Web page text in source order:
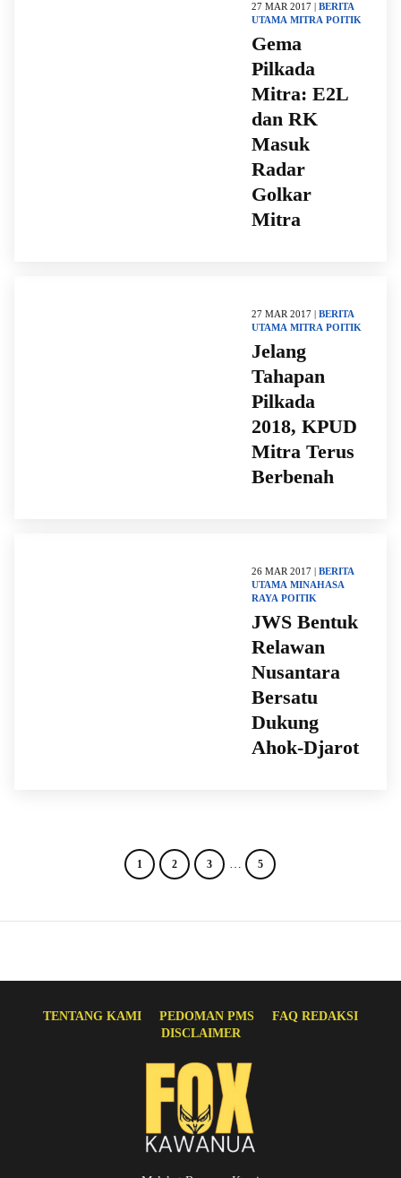
27 MAR 2017 | BERITA
UTAMA MITRA POITIK
Gema
Pilkada
Mitra: E2L
dan RK
Masuk
Radar
Golkar
Mitra
27 MAR 2017 | BERITA
UTAMA MITRA POITIK
Jelang
Tahapan
Pilkada
2018, KPUD
Mitra Terus
Berbenah
26 MAR 2017 | BERITA
UTAMA MINAHASA
RAYA POITIK
JWS Bentuk
Relawan
Nusantara
Bersatu
Dukung
Ahok-Djarot
1 2 3 … 5
TENTANG KAMI PEDOMAN PMS
FAQ REDAKSI
DISCLAIMER